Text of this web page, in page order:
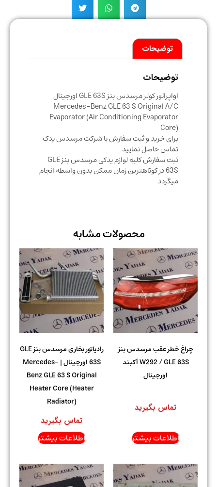
توضیحات
توضیحات
اواپراتور کولر مرسدس بنز GLE 63S اورجینال
Mercedes-Benz GLE 63 S Original A/C
Evaporator (Air Conditioning Evaporator
برای خرید و ثبت سفارش با شرکت مرسدس یدک
تماس حاصل نمایید
ثبت سفارش کلیه لوازم یدکی مرسدس بنز GLE
63S در کوتاهترین زمان ممکن بدون واسطه انجام
میگردد
محصولات مشابه
چراغ خطر عقب مرسدس بنز
W292 / GLE 63S آکبند
اورجینال
تماس بگیرید
اطلاعات بیشتر
رادیاتور بخاری مرسدس بنز GLE
63S اورجینال | Mercedes-
Benz GLE 63 S Original
Heater Core (Heater
Radiator)
تماس بگیرید
اطلاعات بیشتر